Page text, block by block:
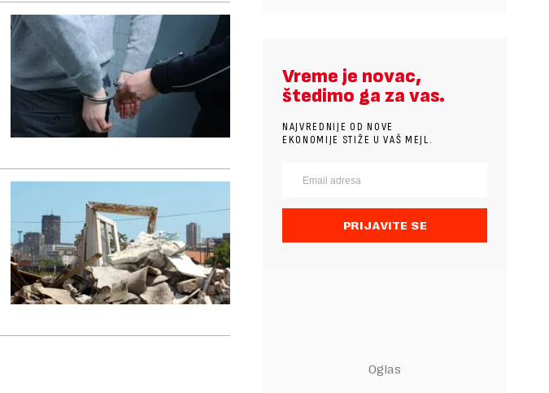
Vreme je novac,
štedimo ga za vas.
NAJVREDNIJE OD NOVE
EKONOMIJE STIŽE U VAŠ MEJL.
PRIJAVITE SE